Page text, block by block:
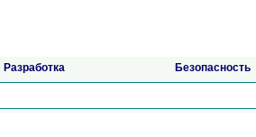
Разработка Безопасность